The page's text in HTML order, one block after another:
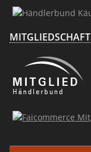
MITGLIEDSCHAFT